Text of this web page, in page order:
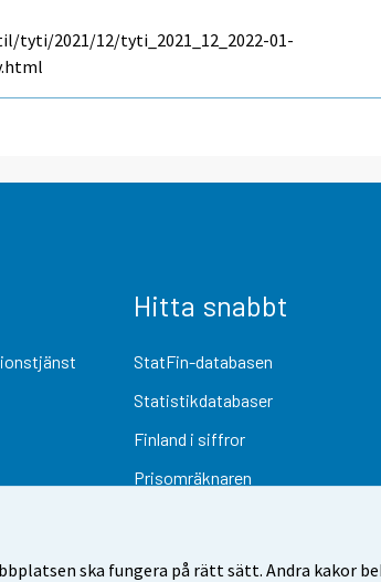
ska fungera på rätt sätt. Andra kakor
2021/12/tyti_2021_12_2022-01-
Hitta snabbt
StatFin-databasen
Statistikdatabaser
Finland i siffror
Prisomräknaren